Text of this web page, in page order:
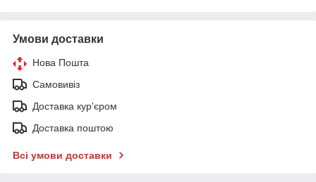
Умови доставки
Нова Пошта
Самовивіз
Доставка кур'єром
Доставка поштою
Всі умови доставки